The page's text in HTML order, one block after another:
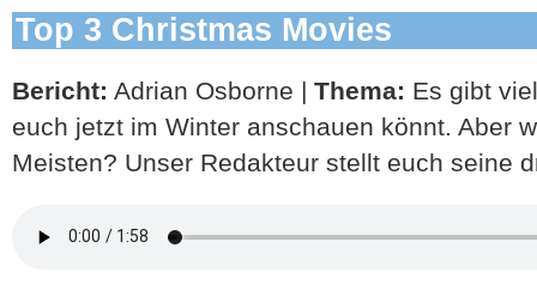
Top 3 Christmas Movies
Bericht: Adrian Osborne | Thema: Es gibt
euch jetzt im Winter anschauen könnt. Aber
Meisten? Unser Redakteur stellt euch seine